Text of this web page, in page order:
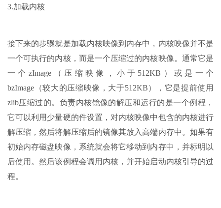
3.加载内核
接下来的步骤就是加载内核映像到内存中，内核映像并不是
一个可执行的内核，而是一个压缩过的内核映像。通常它是
一个zImage（压缩映像，小于512KB）或是一个
bzImage（较大的压缩映像，大于512KB），它是提前使用
zlib压缩过的。负责内核镜像的解压和运行的是一个例程，
它可以利用少量硬的件设置，对内核映像中包含的内核进行
解压缩，然后将解压缩后的镜像其放入高端内存中。如果有
初始内存磁盘映像，系统就会将它移动到内存中，并标明以
后使用。然后该例程会调用内核，并开始启动内核引导的过
程。